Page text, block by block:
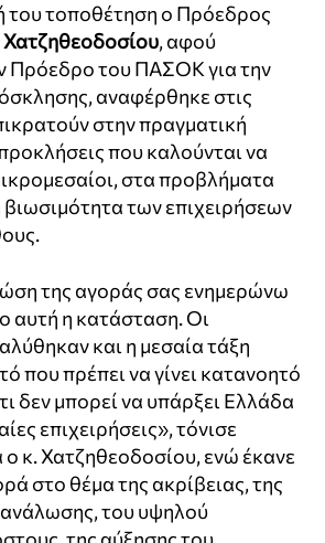
του τοποθέτηση ο Πρόεδρος
Χατζηθεοδοσίου, αφού
Πρόεδρο του ΠΑΣΟΚ για την
αναφέρθηκε στις
στην πραγματική
που καλούνται να
στα προβλήματα
των επιχειρήσεων
της αγοράς σας ενημερώνω
αυτή η κατάσταση. Οι
και η μεσαία τάξη
που πρέπει να γίνει κατανοητό
δεν μπορεί να υπάρξει Ελλάδα
επιχειρήσεις», τόνισε
κ. Χατζηθεοδοσίου, ενώ έκανε
στο θέμα της ακρίβειας, της
του υψηλού